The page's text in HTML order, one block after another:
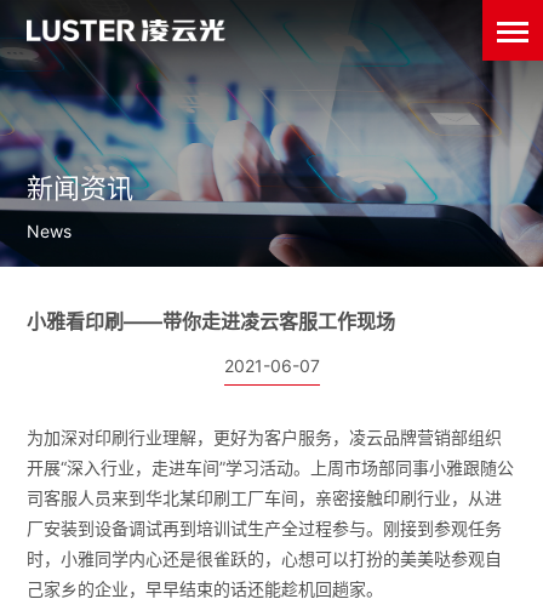
新闻资讯
News
小雅看印刷——带你走进凌云客服工作现场
2021-06-07
为加深对印刷行业理解，更好为客户服务，凌云品牌营销部组织
开展“深入行业，走进车间”学习活动。上周市场部同事小雅跟随公
司客服人员来到华北某印刷工厂车间，亲密接触印刷行业，从进
厂安装到设备调试再到培训试生产全过程参与。刚接到参观任务
时，小雅同学内心还是很雀跃的，心想可以打扮的美美哒参观自
己家乡的企业，早早结束的话还能趁机回趟家。